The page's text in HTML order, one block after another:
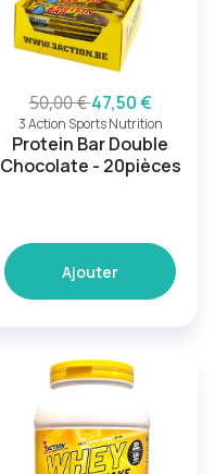
50,00 €47,50 €
3 Action Sports Nutrition
Protein Bar Double
Chocolate - 20pièces
Ajouter